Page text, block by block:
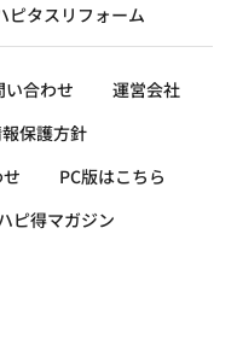
ピタスリフォーム
い合わせ
運営会社
保護方針
PC版はこちら
ピ得マガジン